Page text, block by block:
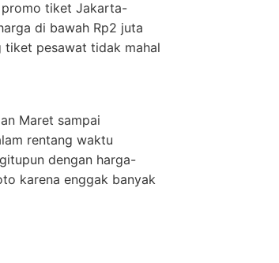
promo tiket Jakarta-
di bawah Rp2 juta
tiket pesawat tidak mahal
Maret sampai
rentang waktu
dengan harga-
karena enggak banyak